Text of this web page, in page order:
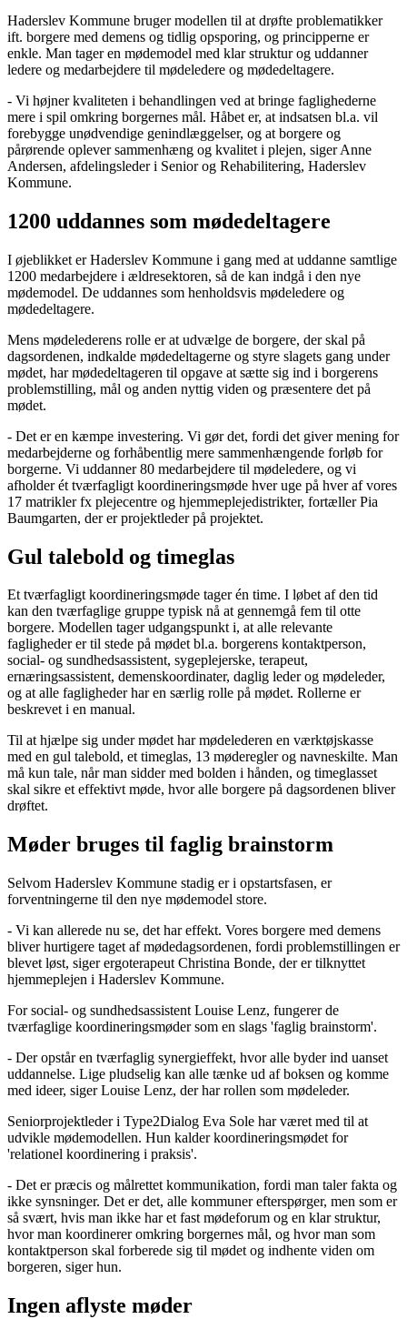
Haderslev Kommune bruger modellen til at drøfte problematikker
ift. borgere med demens og tidlig opsporing, og principperne er
enkle. Man tager en mødemodel med klar struktur og uddanner
ledere og medarbejdere til mødeledere og mødedeltagere.
- Vi højner kvaliteten i behandlingen ved at bringe faglighederne
mere i spil omkring borgernes mål. Håbet er, at indsatsen bl.a. vil
forebygge unødvendige genindlæggelser, og at borgere og
pårørende oplever sammenhæng og kvalitet i plejen, siger Anne
Andersen, afdelingsleder i Senior og Rehabilitering, Haderslev
Kommune.
1200 uddannes som mødedeltagere
I øjeblikket er Haderslev Kommune i gang med at uddanne samtlige
1200 medarbejdere i ældresektoren, så de kan indgå i den nye
mødemodel. De uddannes som henholdsvis mødeledere og
mødedeltagere.
Mens mødelederens rolle er at udvælge de borgere, der skal på
dagsordenen, indkalde mødedeltagerne og styre slagets gang under
mødet, har mødedeltageren til opgave at sætte sig ind i borgerens
problemstilling, mål og anden nyttig viden og præsentere det på
mødet.
- Det er en kæmpe investering. Vi gør det, fordi det giver mening for
medarbejderne og forhåbentlig mere sammenhængende forløb for
borgerne. Vi uddanner 80 medarbejdere til mødeledere, og vi
afholder ét tværfagligt koordineringsmøde hver uge på hver af vores
17 matrikler fx plejecentre og hjemmeplejedistrikter, fortæller Pia
Baumgarten, der er projektleder på projektet.
Gul talebold og timeglas
Et tværfagligt koordineringsmøde tager én time. I løbet af den tid
kan den tværfaglige gruppe typisk nå at gennemgå fem til otte
borgere. Modellen tager udgangspunkt i, at alle relevante
fagligheder er til stede på mødet bl.a. borgerens kontaktperson,
social- og sundhedsassistent, sygeplejerske, terapeut,
ernæringsassistent, demenskoordinater, daglig leder og mødeleder,
og at alle fagligheder har en særlig rolle på mødet. Rollerne er
beskrevet i en manual.
Til at hjælpe sig under mødet har mødelederen en værktøjskasse
med en gul talebold, et timeglas, 13 møderegler og navneskilte. Man
må kun tale, når man sidder med bolden i hånden, og timeglasset
skal sikre et effektivt møde, hvor alle borgere på dagsordenen bliver
drøftet.
Møder bruges til faglig brainstorm
Selvom Haderslev Kommune stadig er i opstartsfasen, er
forventningerne til den nye mødemodel store.
- Vi kan allerede nu se, det har effekt. Vores borgere med demens
bliver hurtigere taget af mødedagsordenen, fordi problemstillingen er
blevet løst, siger ergoterapeut Christina Bonde, der er tilknyttet
hjemmeplejen i Haderslev Kommune.
For social- og sundhedsassistent Louise Lenz, fungerer de
tværfaglige koordineringsmøder som en slags 'faglig brainstorm'.
- Der opstår en tværfaglig synergieffekt, hvor alle byder ind uanset
uddannelse. Lige pludselig kan alle tænke ud af boksen og komme
med ideer, siger Louise Lenz, der har rollen som mødeleder.
Seniorprojektleder i Type2Dialog Eva Sole har været med til at
udvikle mødemodellen. Hun kalder koordineringsmødet for
'relationel koordinering i praksis'.
- Det er præcis og målrettet kommunikation, fordi man taler fakta og
ikke synsninger. Det er det, alle kommuner efterspørger, men som er
så svært, hvis man ikke har et fast mødeforum og en klar struktur,
hvor man koordinerer omkring borgernes mål, og hvor man som
kontaktperson skal forberede sig til mødet og indhente viden om
borgeren, siger hun.
Ingen aflyste møder